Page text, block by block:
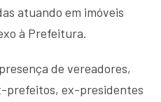
atuando em imóveis
à Prefeitura.
de vereadores,
prefeitos, ex-presidentes